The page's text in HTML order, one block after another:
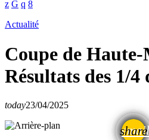
Actualité
Coupe de
Résultats des 1/4
today23/04/2025
share
email